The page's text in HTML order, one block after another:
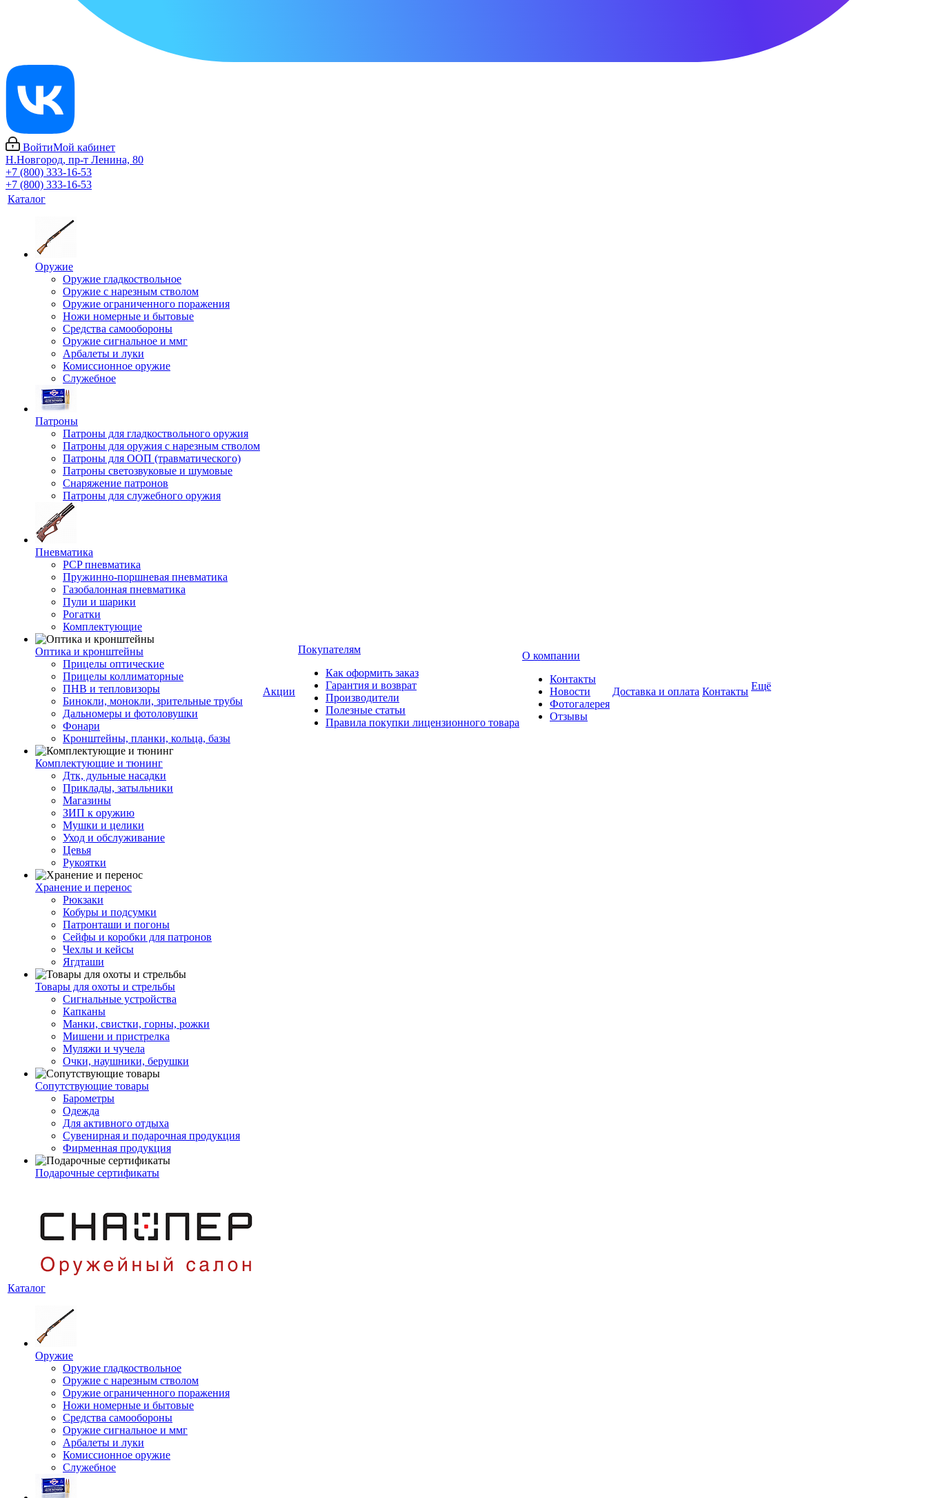
ВойтиМой кабинет
Н.Новгород, пр-т Ленина, 80
+7 (800) 333-16-53
+7 (800) 333-16-53
Каталог
Оружие
Оружие гладкоствольное
Оружие с нарезным стволом
Оружие ограниченного поражения
Ножи номерные и бытовые
Средства самообороны
Оружие сигнальное и ммг
Арбалеты и луки
Комиссионное оружие
Служебное
Патроны
Патроны для гладкоствольного оружия
Патроны для оружия с нарезным стволом
Патроны для ООП (травматического)
Патроны светозвуковые и шумовые
Снаряжение патронов
Патроны для служебного оружия
Пневматика
PCP пневматика
Пружинно-поршневая пневматика
Газобалонная пневматика
Пули и шарики
Рогатки
Комплектующие
Оптика и кронштейны
Прицелы оптические
Прицелы коллиматорные
ПНВ и тепловизоры
Бинокли, монокли, зрительные трубы
Дальномеры и фотоловушки
Фонари
Кронштейны, планки, кольца, базы
Комплектующие и тюнинг
Дтк, дульные насадки
Приклады, затыльники
Магазины
ЗИП к оружию
Мушки и целики
Уход и обслуживание
Цевья
Рукоятки
Хранение и перенос
Рюкзаки
Кобуры и подсумки
Патронташи и погоны
Сейфы и коробки для патронов
Чехлы и кейсы
Ягдташи
Товары для охоты и стрельбы
Сигнальные устройства
Капканы
Манки, свистки, горны, рожки
Мишени и пристрелка
Муляжи и чучела
Очки, наушники, берушки
Сопутствующие товары
Барометры
Одежда
Для активного отдыха
Сувенирная и подарочная продукция
Фирменная продукция
Подарочные сертификаты
Акции
Покупателям
Как оформить заказ
Гарантия и возврат
Производители
Полезные статьи
Правила покупки лицензионного товара
О компании
Контакты
Новости
Фотогалерея
Отзывы
Доставка и оплата Контакты Ещё
Каталог
Оружие
Оружие гладкоствольное
Оружие с нарезным стволом
Оружие ограниченного поражения
Ножи номерные и бытовые
Средства самообороны
Оружие сигнальное и ммг
Арбалеты и луки
Комиссионное оружие
Служебное